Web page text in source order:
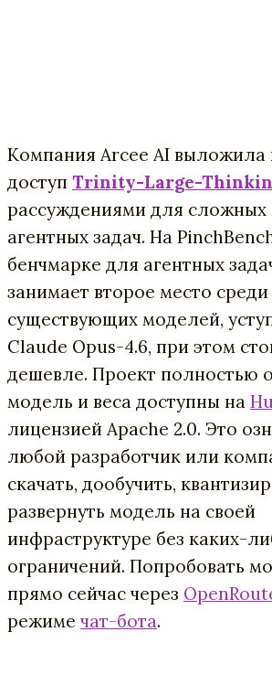
Компания Arcee AI выложила
доступ Trinity-Large-
рассуждениями для сложных
агентных задач. На
бенчмарке для агентных
занимает второе место среди
существующих моделей,
Claude Opus-4.6, при этом
дешевле. Проект полностью
модель и веса доступны на
лицензией Apache 2.0. Это
любой разработчик или
скачать, дообучить,
развернуть модель на своей
инфраструктуре без каких-
ограничений. Попробовать
прямо сейчас через
режиме чат-бота.